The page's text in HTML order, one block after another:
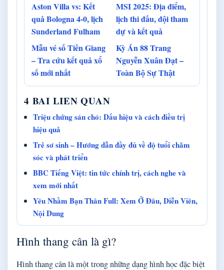
Aston Villa vs: Kết
quả Bologna 4-0, lịch
Sunderland Fulham
MSI 2025: Địa điểm,
lịch thi đấu, đội tham
dự và kết quả
Mẫu vé số Tiền Giang
– Tra cứu kết quả xổ
số mới nhất
Kỳ Án 88 Trang
Nguyễn Xuân Đạt –
Toàn Bộ Sự Thật
4 BAI LIEN QUAN
Triệu chứng sán chó: Dấu hiệu và cách điều trị
hiệu quả
Trẻ sơ sinh – Hướng dẫn đầy đủ về độ tuổi chăm
sóc và phát triển
BBC Tiếng Việt: tin tức chính trị, cách nghe và
xem mới nhất
Yêu Nhầm Bạn Thân Full: Xem Ở Đâu, Diễn Viên,
Nội Dung
Hình thang cân là gì?
Hình thang cân là một trong những dạng hình học đặc biệt